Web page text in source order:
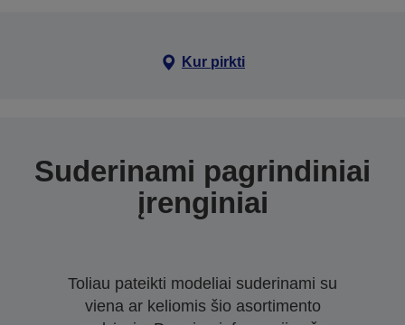
Kur pirkti
Suderinami pagrindiniai
įrenginiai
Toliau pateikti modeliai suderinami su
viena ar keliomis šio asortimento